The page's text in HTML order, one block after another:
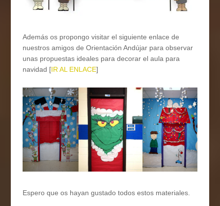
Además os propongo visitar el siguiente enlace de
nuestros amigos de Orientación Andújar para observar
unas propuestas ideales para decorar el aula para
navidad [IR AL ENLACE]
Espero que os hayan gustado todos estos materiales.